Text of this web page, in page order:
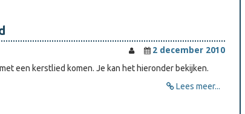
2 december 2010
een kerstlied komen. Je kan het hieronder bekijken.
Lees meer...